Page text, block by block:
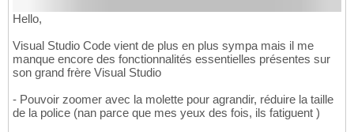
Hello,
Visual Studio Code vient de plus en plus sympa mais il me
manque encore des fonctionnalités essentielles présentes sur
son grand frère Visual Studio
- Pouvoir zoomer avec la molette pour agrandir, réduire la taille
de la police (nan parce que mes yeux des fois, ils fatiguent )